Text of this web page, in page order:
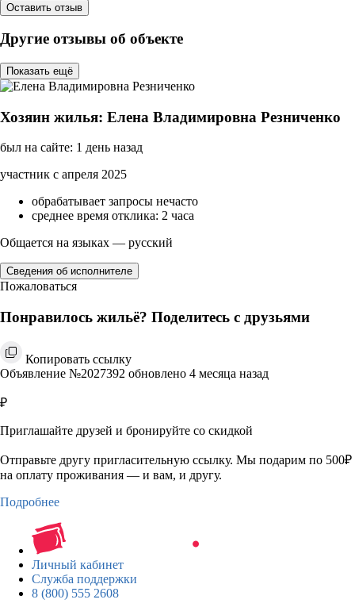
Оставить отзыв
Другие отзывы об объекте
Показать ещё
Хозяин жилья: Елена Владимировна Резниченко
был на сайте: 1 день назад
участник с апреля 2025
обрабатывает запросы нечасто
среднее время отклика: 2 часа
Общается на языках — русский
Сведения об исполнителе
Пожаловаться
Понравилось жильё? Поделитесь с друзьями
Копировать ссылку
Объявление №2027392 обновлено 4 месяца назад
₽
Приглашайте друзей и бронируйте со скидкой
Отправьте другу пригласительную ссылку. Мы подарим по 500₽
на оплату проживания — и вам, и другу.
Подробнее
Личный кабинет
Служба поддержки
8 (800) 555 2608